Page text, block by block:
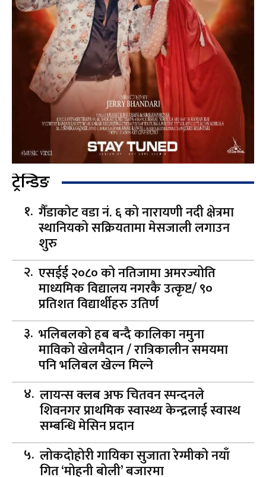
ट्रेन्डिङ
गैँडाकोट वडा नं. ६ को नारायणी नदी क्षेत्रमा
स्थानियको सक्रियतामा मेसजाली लगाउन
शुरु
एसईई २०८० को नतिजामा अमरज्योति
माध्यमिक विद्यालय नगरकै उत्कृष्ट/ ९०
प्रतिशत विद्यार्थीहरु उतिर्ण
भलिबलको हब बन्दै कालिका नमुना
माविको खेलमैदान / रात्रिकालीन समयमा
पनि भलिबल खेल्न मिल्ने
लायन्स क्लब अफ चितवन स्पन्दनले
शिवनगर प्राथमिक स्वास्थ्य केन्द्रलाई स्वास्थ
सम्बन्धि मेसिन प्रदान
लोकदोहोरी गायिका सुजाता रेग्मीको नयाँ
गित ‘मोहनी बोली’ बजारमा